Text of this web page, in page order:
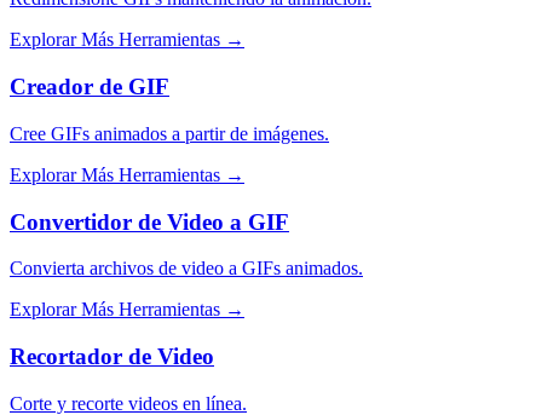
Explorar Más Herramientas →
Creador de GIF
Cree GIFs animados a partir de imágenes.
Explorar Más Herramientas →
Convertidor de Video a GIF
Convierta archivos de video a GIFs animados.
Explorar Más Herramientas →
Recortador de Video
Corte y recorte videos en línea.